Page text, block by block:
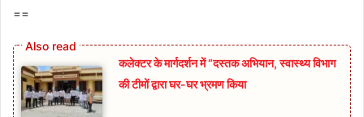
==
कलेक्टर के मार्गदर्शन में “दस्तक अभियान,‌ स्वास्थ्य विभाग
की टीमों द्वारा घर-घर भ्रमण किया